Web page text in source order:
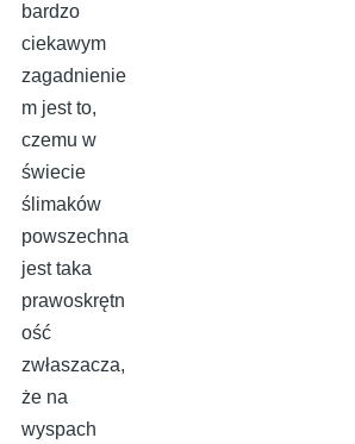
bardzo
ciekawym
zagadnienie
m jest to,
czemu w
świecie
ślimaków
powszechna
jest taka
prawoskrętn
ość
zwłaszacza,
że na
wyspach